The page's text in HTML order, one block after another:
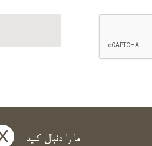
ما را دنبال کنید x